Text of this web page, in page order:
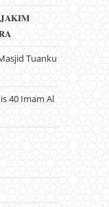
𝐉𝐀𝐊𝐈𝐌
Tuanku
40 Imam Al